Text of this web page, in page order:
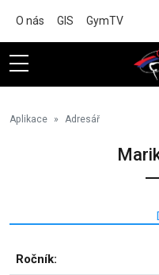
O nás GIS GymTV
Aplikace Adresář
Ročník: